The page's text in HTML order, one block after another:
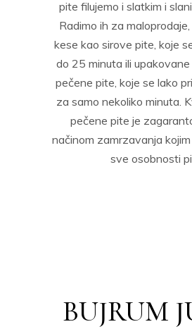
pite filujemo i slatkim i
Radimo ih za
kese kao sirove pite, koje
do 25 minuta ili
pečene pite, koje se lako
za samo nekoliko minuta.
pečene pite je
načinom zamrzavanja
sve osobnosti
BUJRUM